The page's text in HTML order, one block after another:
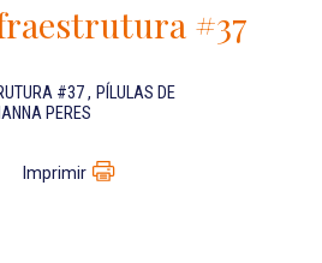
#37
#37, PÍLULAS DE
PERES
Imprimir